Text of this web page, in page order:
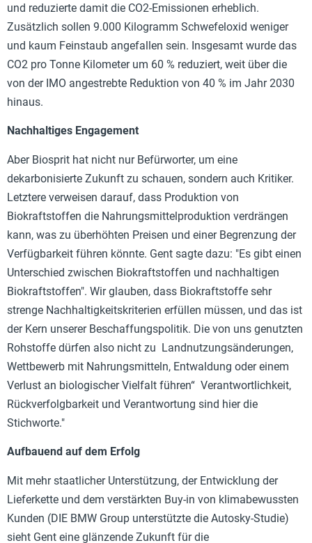
und reduzierte damit die CO2-Emissionen erheblich.
Zusätzlich sollen 9.000 Kilogramm Schwefeloxid weniger
und kaum Feinstaub angefallen sein. Insgesamt wurde das
CO2 pro Tonne Kilometer um 60 % reduziert, weit über die
von der IMO angestrebte Reduktion von 40 % im Jahr 2030
hinaus.
Nachhaltiges Engagement
Aber Biosprit hat nicht nur Befürworter, um eine
dekarbonisierte Zukunft zu schauen, sondern auch Kritiker.
Letztere verweisen darauf, dass Produktion von
Biokraftstoffen die Nahrungsmittelproduktion verdrängen
kann, was zu überhöhten Preisen und einer Begrenzung der
Verfügbarkeit führen könnte. Gent sagte dazu: "Es gibt einen
Unterschied zwischen Biokraftstoffen und nachhaltigen
Biokraftstoffen". Wir glauben, dass Biokraftstoffe sehr
strenge Nachhaltigkeitskriterien erfüllen müssen, und das ist
der Kern unserer Beschaffungspolitik. Die von uns genutzten
Rohstoffe dürfen also nicht zu Landnutzungsänderungen,
Wettbewerb mit Nahrungsmitteln, Entwaldung oder einem
Verlust an biologischer Vielfalt führen“ Verantwortlichkeit,
Rückverfolgbarkeit und Verantwortung sind hier die
Stichworte."
Aufbauend auf dem Erfolg
Mit mehr staatlicher Unterstützung, der Entwicklung der
Lieferkette und dem verstärkten Buy-in von klimabewussten
Kunden (DIE BMW Group unterstützte die Autosky-Studie)
sieht Gent eine glänzende Zukunft für die